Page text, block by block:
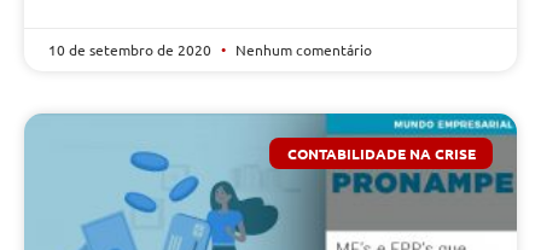
10 de setembro de 2020 Nenhum comentário
CONTABILIDADE NA CRISE